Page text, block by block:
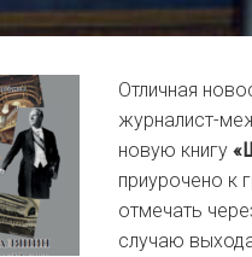
Отличная
журналист-
новую книгу
приурочено к
отмечать
случаю